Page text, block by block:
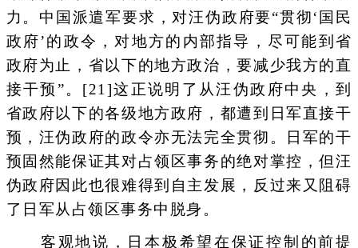
力。中国派遣军要求，对汪伪政府要“贯彻‘国民
政府’的政令，对地方的内部指导，尽可能到省
政府为止，省以下的地方政治，要减少我方的直
接干预”。[21]这正说明了从汪伪政府中央，到
省政府以下的各级地方政府，都遭到日军直接干
预，汪伪政府的政令亦无法完全贯彻。日军的干
预固然能保证其对占领区事务的绝对掌控，但汪
伪政府因此也很难得到自主发展，反过来又阻碍
了日军从占领区事务中脱身。
客观地说，日本极希望在保证控制的前提